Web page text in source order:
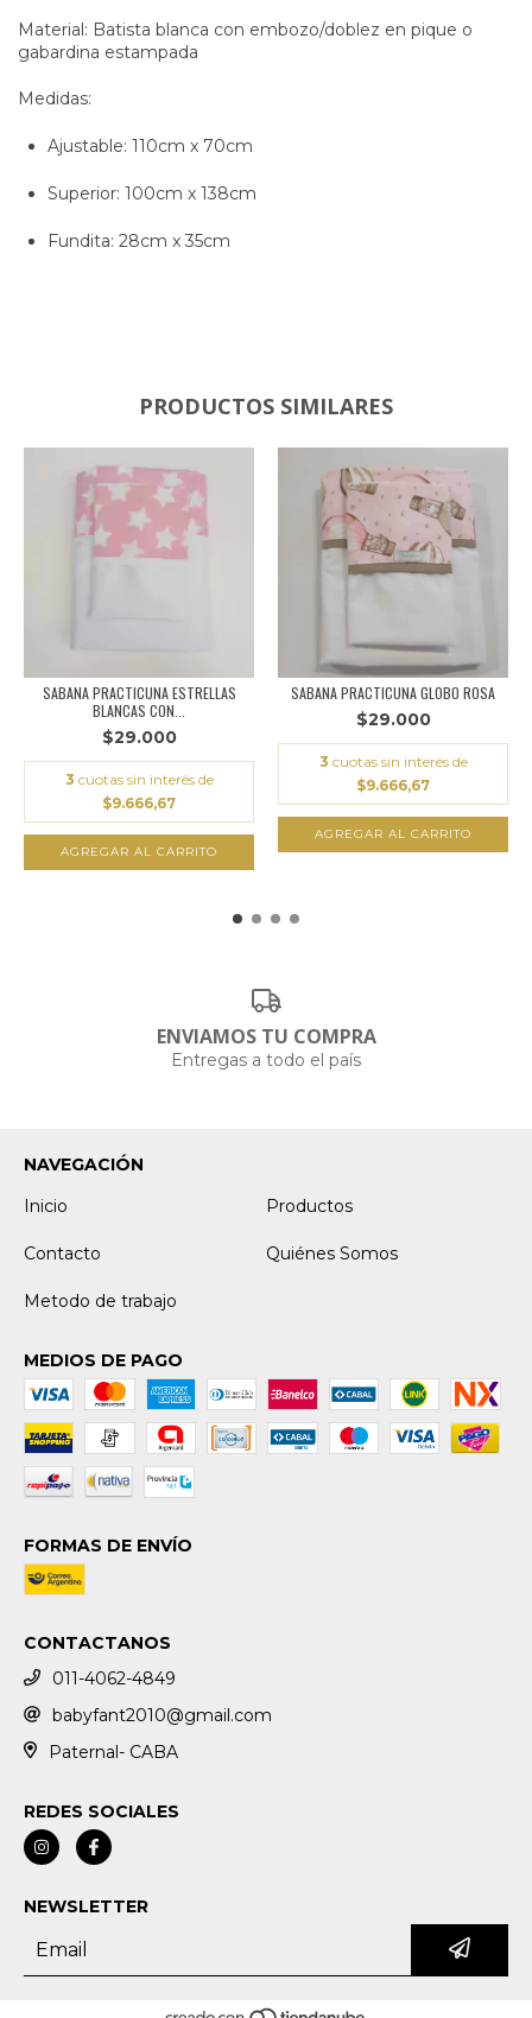
Material: Batista blanca con embozo/doblez en pique o
gabardina estampada
Medidas:
Ajustable: 110cm x 70cm
Superior: 100cm x 138cm
Fundita: 28cm x 35cm
PRODUCTOS SIMILARES
SABANA PRACTICUNA ESTRELLAS
BLANCAS CON...
$29.000
3 cuotas sin interés de
$9.666,67
SABANA PRACTICUNA GLOBO ROSA
$29.000
3 cuotas sin interés de
$9.666,67
ENVIAMOS TU COMPRA
Entregas a todo el país
NAVEGACIÓN
Inicio
Productos
Contacto Quiénes Somos
Metodo de trabajo
MEDIOS DE PAGO
FORMAS DE ENVÍO
CONTACTANOS
011-4062-4849
babyfant2010@gmail.com
Paternal- CABA
REDES SOCIALES
NEWSLETTER